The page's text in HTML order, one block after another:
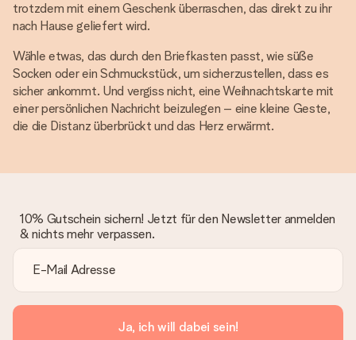
trotzdem mit einem Geschenk überraschen, das direkt zu ihr
nach Hause geliefert wird.
Wähle etwas, das durch den Briefkasten passt, wie süße
Socken oder ein Schmuckstück, um sicherzustellen, dass es
sicher ankommt. Und vergiss nicht, eine Weihnachtskarte mit
einer persönlichen Nachricht beizulegen – eine kleine Geste,
die die Distanz überbrückt und das Herz erwärmt.
10% Gutschein sichern! Jetzt für den Newsletter anmelden
& nichts mehr verpassen.
Ja, ich will dabei sein!